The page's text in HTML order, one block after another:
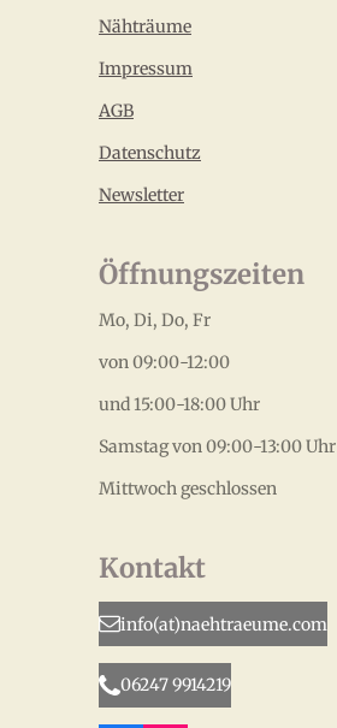
Nähträume
Impressum
AGB
Datenschutz
Newsletter
Öffnungszeiten
Mo, Di, Do, Fr
von 09:00-12:00
und 15:00-18:00 Uhr
Samstag von 09:00-13:00 Uhr
Mittwoch geschlossen
Kontakt
info(at)naehtraeume.com
06247 9914219